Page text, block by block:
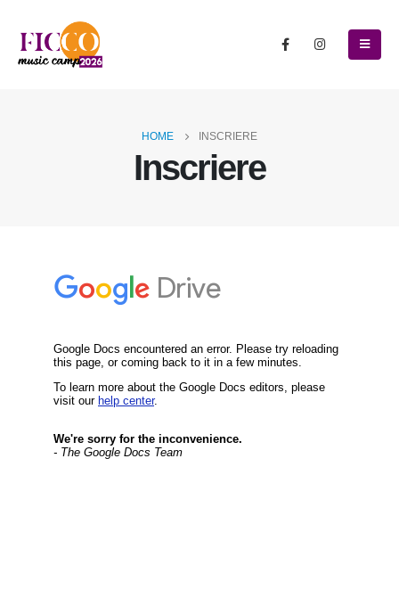
HOME INSCRIERE
Inscriere